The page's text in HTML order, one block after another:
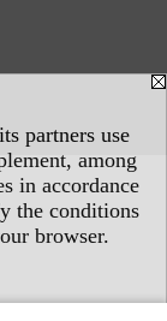
partners use
among
in accordance
the conditions
browser.